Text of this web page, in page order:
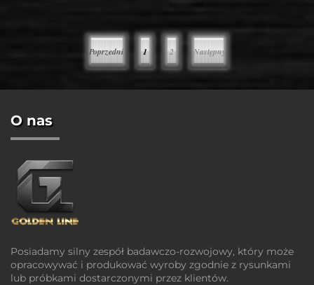
Poprzedni 1 2 Następny
O nas
Posiadamy silny zespół badawczo-rozwojowy, który może
opracowywać i produkować wyroby zgodnie z rysunkami
lub próbkami dostarczonymi przez klientów.